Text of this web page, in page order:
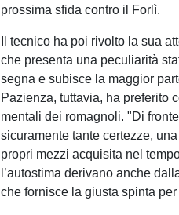
prossima sfida contro il Forlì.
Il tecnico ha poi rivolto la sua
che presenta una peculiarità
segna e subisce la maggior
Pazienza, tuttavia, ha preferito
mentali dei romagnoli. "Di
sicuramente tante certezze,
propri mezzi acquisita nel
l’autostima derivano anche
che fornisce la giusta spinta